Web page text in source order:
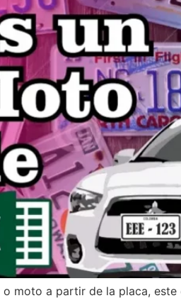
moto a partir de la placa,